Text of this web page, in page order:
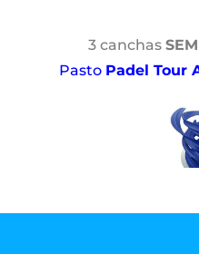
3 canchas
Pasto Padel Tour